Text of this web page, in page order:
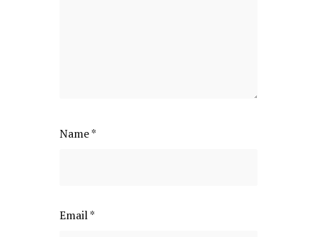
Name*
Email*